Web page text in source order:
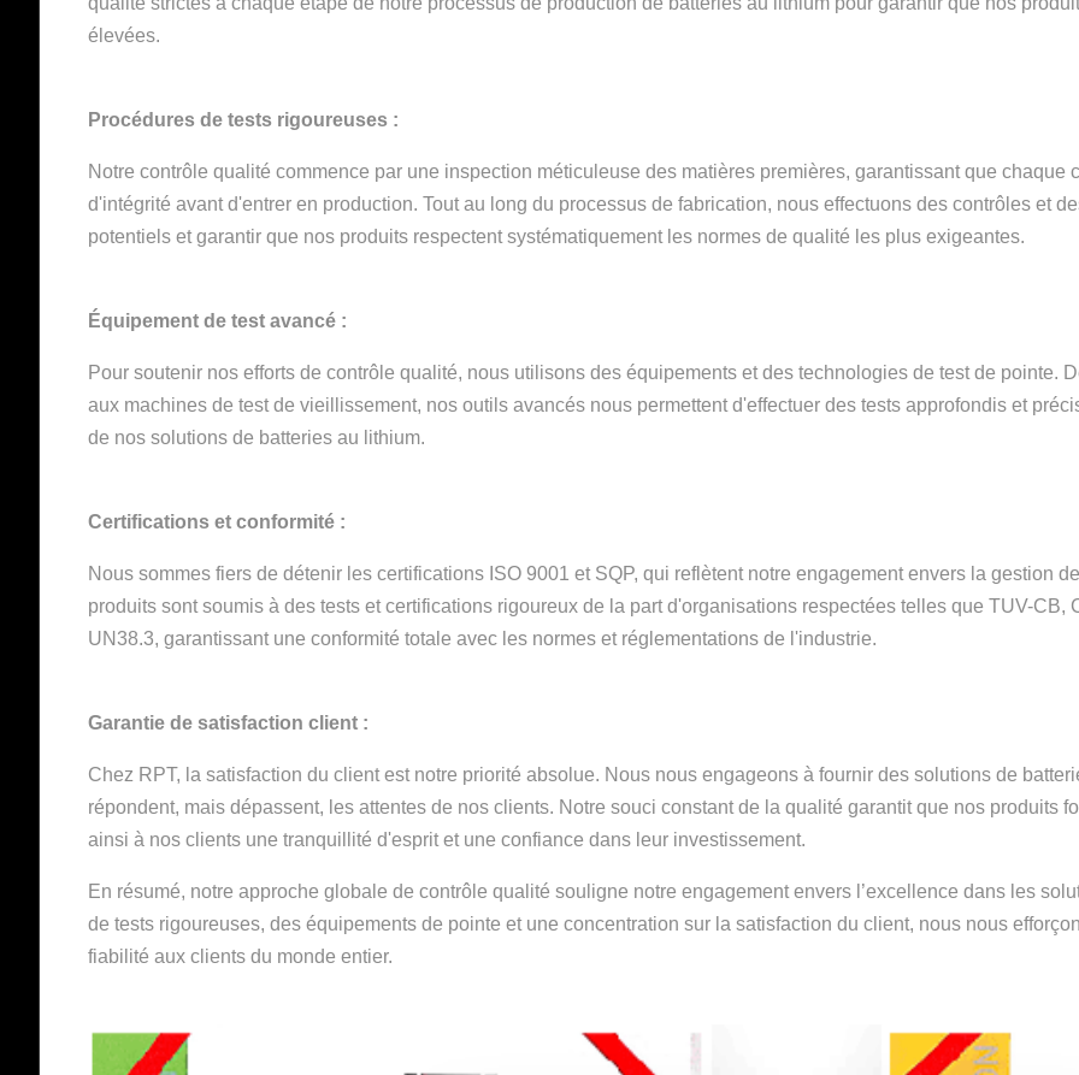
élevées.
Procédures de tests rigoureuses :
Notre contrôle qualité commence par une inspection méticuleuse des matières premières, garantissant que chaque
d'intégrité avant d'entrer en production. Tout au long du processus de fabrication, nous effectuons des contrôles et
potentiels et garantir que nos produits respectent systématiquement les normes de qualité les plus exigeantes.
Équipement de test avancé :
Pour soutenir nos efforts de contrôle qualité, nous utilisons des équipements et des technologies de test de pointe.
aux machines de test de vieillissement, nos outils avancés nous permettent d'effectuer des tests approfondis et
de nos solutions de batteries au lithium.
Certifications et conformité :
Nous sommes fiers de détenir les certifications ISO 9001 et SQP, qui reflètent notre engagement envers la gestion
produits sont soumis à des tests et certifications rigoureux de la part d'organisations respectées telles que TUV-
UN38.3, garantissant une conformité totale avec les normes et réglementations de l'industrie.
Garantie de satisfaction client :
Chez RPT, la satisfaction du client est notre priorité absolue. Nous nous engageons à fournir des solutions de
répondent, mais dépassent, les attentes de nos clients. Notre souci constant de la qualité garantit que nos produits
ainsi à nos clients une tranquillité d'esprit et une confiance dans leur investissement.
En résumé, notre approche globale de contrôle qualité souligne notre engagement envers l’excellence dans les
de tests rigoureuses, des équipements de pointe et une concentration sur la satisfaction du client, nous nous
fiabilité aux clients du monde entier.